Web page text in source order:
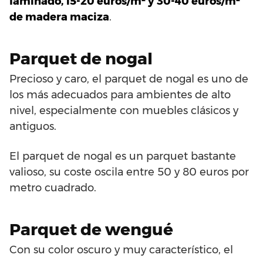
de madera maciza.
Parquet de nogal
Precioso y caro, el parquet de nogal es uno de
los más adecuados para ambientes de alto
nivel, especialmente con muebles clásicos y
antiguos.
El parquet de nogal es un parquet bastante
valioso, su coste oscila entre 50 y 80 euros por
metro cuadrado.
Parquet de wengué
Con su color oscuro y muy característico, el